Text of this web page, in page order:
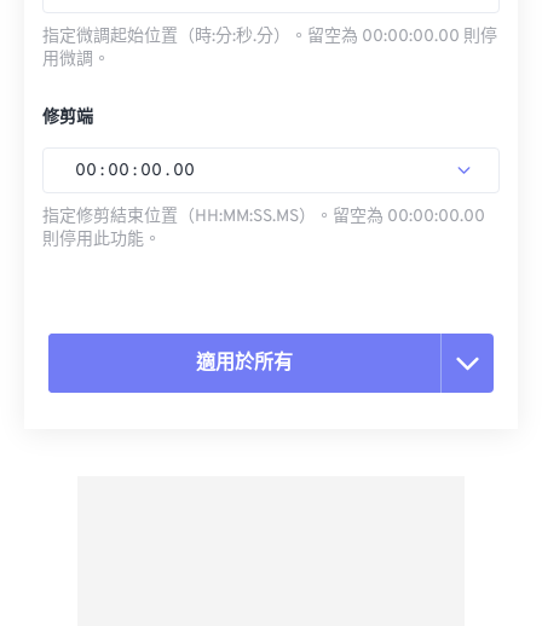
指定微調起始位置（時:分:秒.分）。留空為 00:00:00.00 則停
用微調。
修剪端
00 : 00 : 00 . 00
指定修剪結束位置（HH:MM:SS.MS）。留空為 00:00:00.00
則停用此功能。
適用於所有